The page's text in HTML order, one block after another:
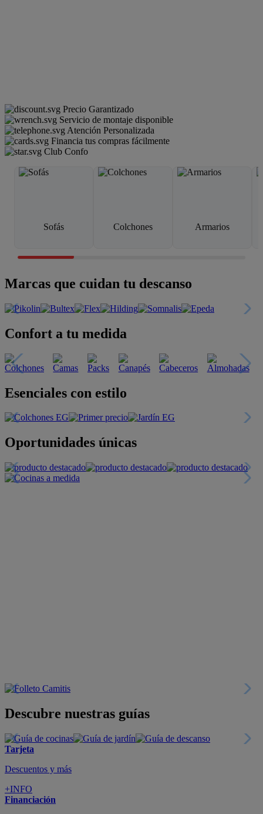
Precio Garantizado
Servicio de montaje disponible
Atención Personalizada
Financia tus compras fácilmente
Club Confo
Sofás Colchones Armarios
Marcas que cuidan tu descanso
Confort a tu medida
Esenciales con estilo
Oportunidades únicas
Descubre nuestras guías
Tarjeta
Descuentos y más
+INFO
Financiación